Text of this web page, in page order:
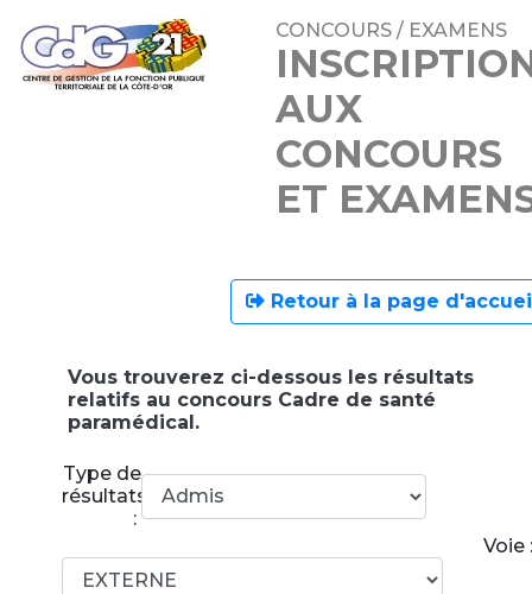
CONCOURS / EXAMENS
AUX
CONCOURS
ET
Retour à la page
Vous trouverez ci-dessous les résultats
relatifs au concours Cadre de santé
paramédical.
Type de
résultats
:
Voie